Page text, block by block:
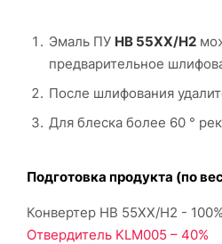
Эмаль ПУ HB 55XX/H2
предварительное
После шлифования
Для блеска более 60 °
Подготовка продукта (по
Конвертер HB 55XX/H2 - 100%
Отвердитель KLM005 – 40%